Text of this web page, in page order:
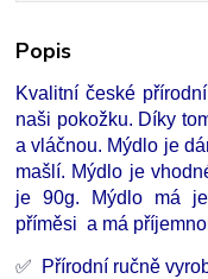
Popis
Kvalitní české
naši pokožku. Díky
a vláčnou. Mýdlo je
mašlí. Mýdlo je
je 90g. Mýdlo má
příměsi a má
✅ Přírodní ručně